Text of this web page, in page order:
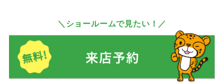
＼ショールームで見たい！／